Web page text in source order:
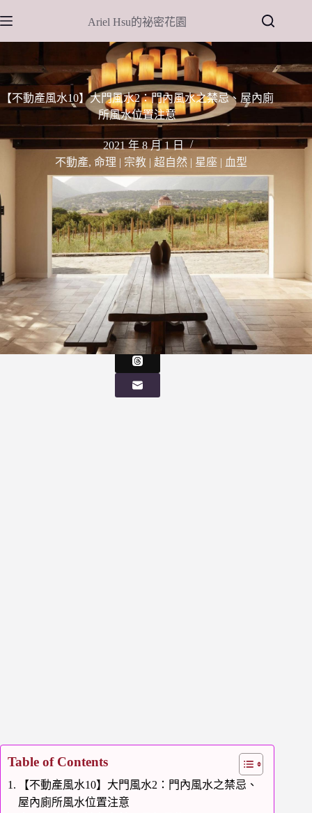
至
主
內
容
Ariel Hsu的祕密花園
【不動產風水10】大門風水2：門內風水之禁忌、屋內廁
所風水位置注意
2021 年 8 月 1 日
不動產,命理 | 宗教 | 超自然 | 星座 | 血型
Table of Contents
【不動產風水10】大門風水2：門內風水之禁忌、
屋內廁所風水位置注意